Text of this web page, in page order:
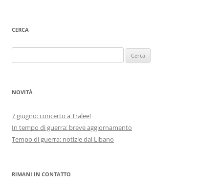
CERCA
per:
NOVITÀ
7 giugno: concerto a Tralee!
In tempo di guerra: breve aggiornamento
Tempo di guerra: notizie dal Libano
RIMANI IN CONTATTO